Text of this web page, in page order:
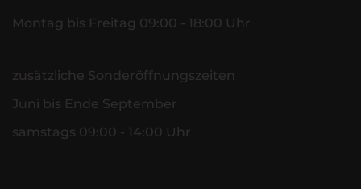
Montag bis Freitag 09:00 - 18:00 Uhr
zusätzliche Sonderöffnungszeiten
Juni bis Ende September
samstags 09:00 - 14:00 Uhr